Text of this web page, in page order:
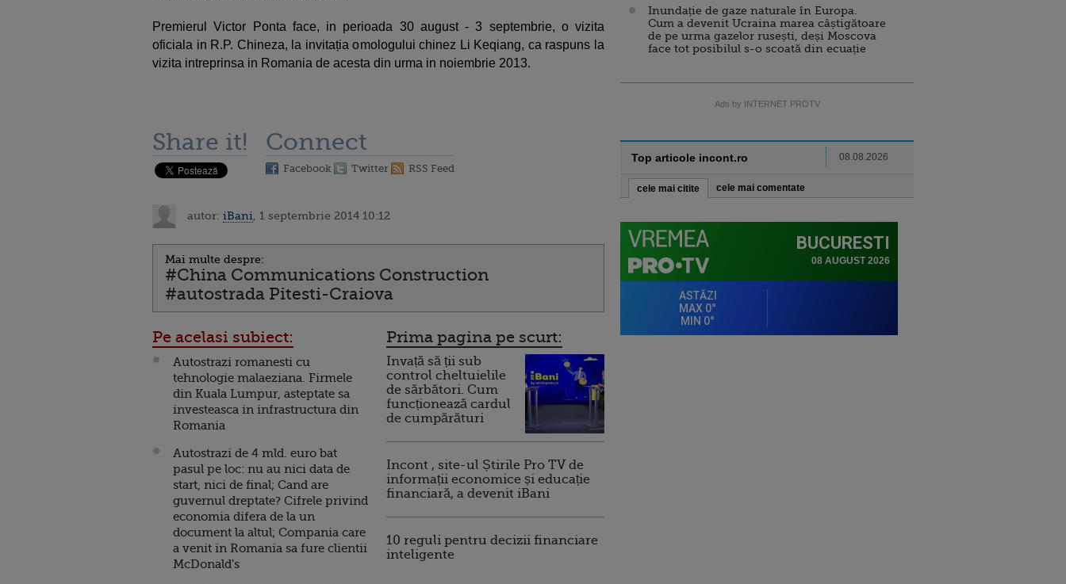
Premierul Victor Ponta face, in perioada 30 august - 3 septembrie, o vizita
oficiala in R.P. Chineza, la invitația omologului chinez Li Keqiang, ca raspuns la
vizita intreprinsa in Romania de acesta din urma in noiembrie 2013.
Share it! Connect
Facebook Twitter RSS Feed
autor: iBani , 1 septembrie 2014 10:12
Mai multe despre:
#China Communications Construction
#autostrada Pitesti-Craiova
Pe acelasi subiect:
Autostrazi romanesti cu
tehnologie malaeziana. Firmele
din Kuala Lumpur, asteptate sa
investeasca in infrastructura din
Romania
Autostrazi de 4 mld. euro bat
pasul pe loc: nu au nici data de
start, nici de final; Cand are
guvernul dreptate? Cifrele privind
economia difera de la un
document la altul; Compania care
a venit in Romania sa fure clientii
McDonald's
Prima pagina pe scurt:
Invață să ții sub
control cheltuielile
de sărbători. Cum
funcționează cardul
de cumpărături
Incont , site-ul Știrile Pro TV de
informații economice și educație
financiară, a devenit iBani
10 reguli pentru decizii financiare
inteligente
Inundație de gaze naturale în Europa.
Cum a devenit Ucraina marea câștigătoare
de pe urma gazelor rusești, deși Moscova
face tot posibilul s-o scoată din ecuație
Ads by INTERNET PROTV
Top articole incont.ro 08.08.2026
cele mai citite cele mai comentate